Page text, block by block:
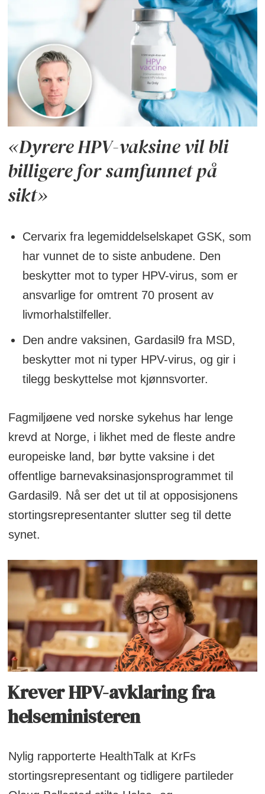
«Dyrere HPV-vaksine vil bli
billigere for samfunnet på
sikt»
Cervarix fra legemiddelselskapet GSK, som
har vunnet de to siste anbudene. Den
beskytter mot to typer HPV-virus, som er
ansvarlige for omtrent 70 prosent av
livmorhalstilfeller.
Den andre vaksinen, Gardasil9 fra MSD,
beskytter mot ni typer HPV-virus, og gir i
tilegg beskyttelse mot kjønnsvorter.
Fagmiljøene ved norske sykehus har lenge
krevd at Norge, i likhet med de fleste andre
europeiske land, bør bytte vaksine i det
offentlige barnevaksinasjonsprogrammet til
Gardasil9. Nå ser det ut til at opposisjonens
stortingsrepresentanter slutter seg til dette
synet.
Krever HPV-avklaring fra
helseministeren
Nylig rapporterte HealthTalk at KrFs
stortingsrepresentant og tidligere partileder